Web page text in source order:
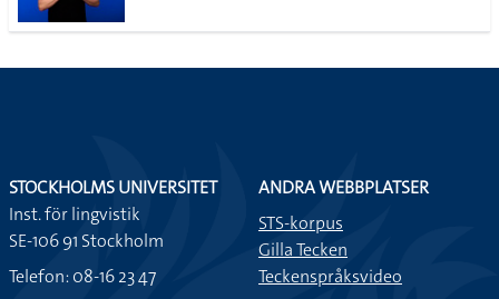
STOCKHOLMS UNIVERSITET
Inst. för lingvistik
SE-106 91 Stockholm
Telefon: 08-16 23 47
ANDRA WEBBPLATSER
STS-korpus
Gilla Tecken
Teckenspråksvideo